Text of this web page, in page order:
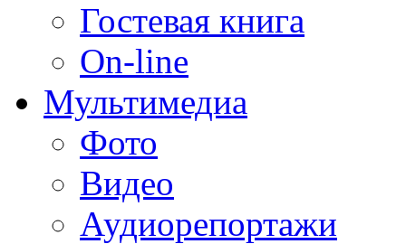
Гостевая книга
On-line
Мультимедиа
Фото
Видео
Аудиорепортажи